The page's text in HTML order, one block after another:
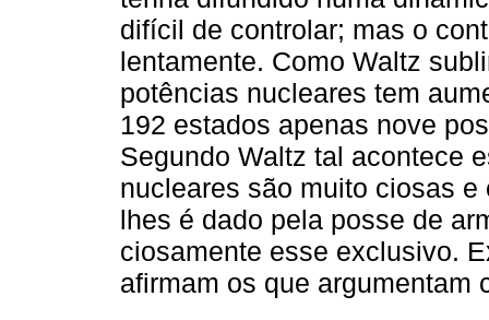
difícil de controlar; mas o
lentamente. Como Waltz
potências nucleares tem
192 estados apenas nove
Segundo Waltz tal acontece
nucleares são muito ciosas
lhes é dado pela posse de
ciosamente esse exclusivo.
afirmam os que argumentam